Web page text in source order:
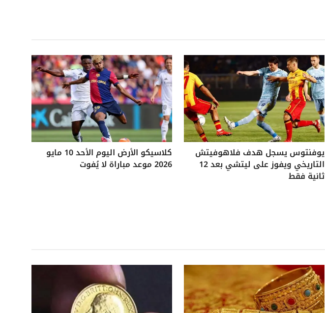
يوفنتوس يسجل هدف فلاهوفيتش
التاريخي ويفوز على ليتشي بعد 12
ثانية فقط
كلاسيكو الأرض اليوم الأحد 10 مايو
2026 موعد مباراة لا يُفوت